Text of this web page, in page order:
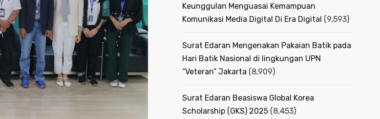
Keunggulan Menguasai Kemampuan
Komunikasi Media Digital Di Era Digital (9,593)
Surat Edaran Mengenakan Pakaian Batik pada
Hari Batik Nasional di lingkungan UPN
“Veteran” Jakarta (8,909)
Surat Edaran Beasiswa Global Korea
Scholarship (GKS) 2025 (8,453)